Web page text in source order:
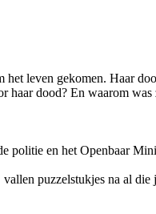
leven gekomen. Haar
haar dood? En waarom was
politie en het Openbaar
puzzelstukjes na al